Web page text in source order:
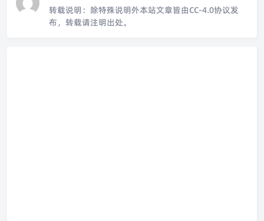
转载说明： 除特殊说明外本站文章皆由CC-4.0协议发
布，转载请注明出处。